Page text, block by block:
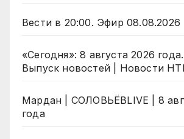
Вести в 20:00. Эфир 08.08.2026
«Сегодня»: 8 августа 2026 года.
Выпуск новостей | Новости
Мардан | СОЛОВЬЁВLIVE | 8
года